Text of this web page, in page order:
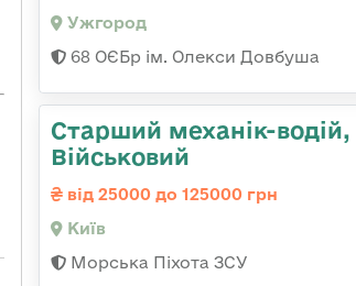
Ужгород
68 ОЄБр ім. Олекси Довбуша
Старший механік-водій,
Військовий
від 25000 до 125000 грн
Київ
Морська Піхота ЗСУ